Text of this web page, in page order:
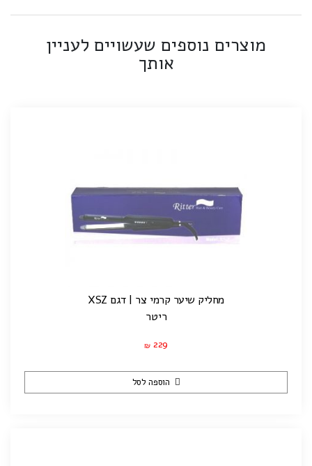
מוצרים נוספים שעשויים לעניין
אותך
מחליק שיער קרמי צר | דגם XSZ
ריטר
₪ 229
הוספה לסל